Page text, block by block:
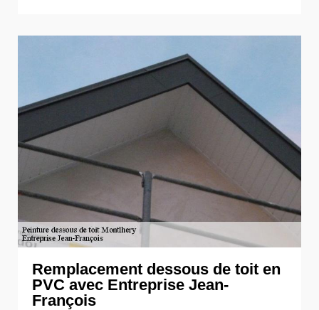
Remplacement dessous de toit en
PVC avec Entreprise Jean-
François